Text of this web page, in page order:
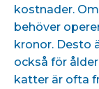
kostnader.
behöver
kronor. Desto
också för
katter är ofta